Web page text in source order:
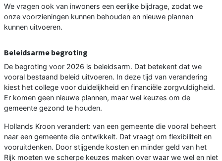
We vragen ook van inwoners een eerlijke bijdrage, zodat we
onze voorzieningen kunnen behouden en nieuwe plannen
kunnen uitvoeren.
Beleidsarme begroting
De begroting voor 2026 is beleidsarm. Dat betekent dat we
vooral bestaand beleid uitvoeren. In deze tijd van verandering
kiest het college voor duidelijkheid en financiële zorgvuldigheid.
Er komen geen nieuwe plannen, maar wel keuzes om de
gemeente gezond te houden.
Hollands Kroon verandert: van een gemeente die vooral beheert
naar een gemeente die ontwikkelt. Dat vraagt om flexibiliteit en
vooruitdenken. Door stijgende kosten en minder geld van het
Rijk moeten we scherpe keuzes maken over waar we wel en niet